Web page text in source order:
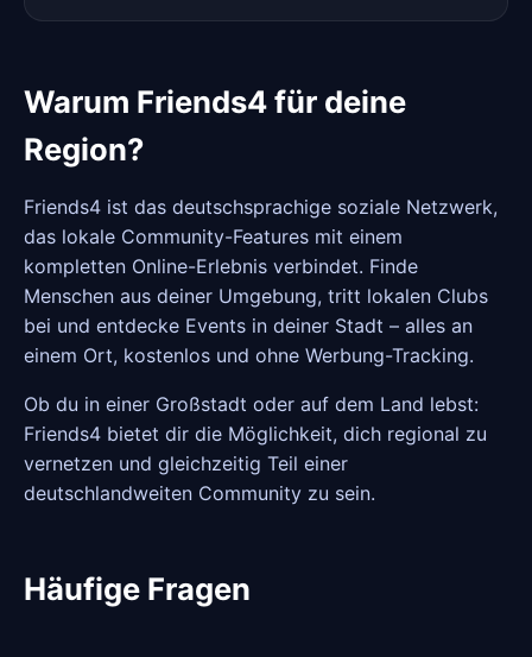
Warum Friends4 für deine
Region?
Friends4 ist das deutschsprachige soziale Netzwerk,
das lokale Community-Features mit einem
kompletten Online-Erlebnis verbindet. Finde
Menschen aus deiner Umgebung, tritt lokalen Clubs
bei und entdecke Events in deiner Stadt – alles an
einem Ort, kostenlos und ohne Werbung-Tracking.
Ob du in einer Großstadt oder auf dem Land lebst:
Friends4 bietet dir die Möglichkeit, dich regional zu
vernetzen und gleichzeitig Teil einer
deutschlandweiten Community zu sein.
Häufige Fragen